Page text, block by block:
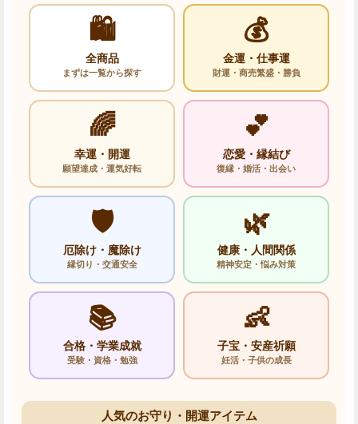
🛍️
全商品
まずは一覧から探す
💰
金運・仕事運
財運・商売繁盛・勝負
🌈
幸運・開運
願望達成・運気好転
💕
恋愛・縁結び
復縁・婚活・出会い
🛡️
厄除け・魔除け
縁切り・交通安全
🌿
健康・人間関係
精神安定・悩み対策
📚
合格・学業成就
受験・資格・勉強
👶
子宝・安産祈願
妊活・子供の成長
人気のお守り・開運アイテム